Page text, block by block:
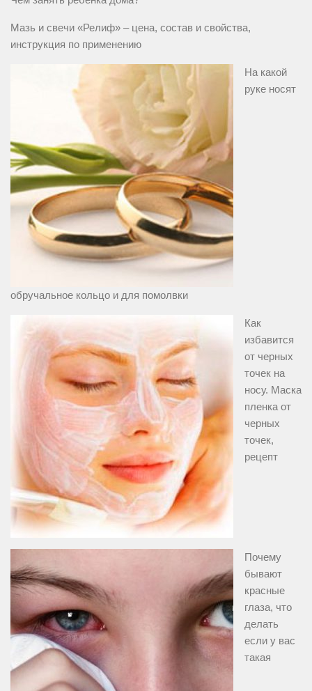
Мазь и свечи «Релиф» – цена, состав и свойства,
инструкция по применению
На какой
руке носят
обручальное кольцо и для помолвки
Как
избавится
от черных
точек на
носу. Маска
пленка от
черных
точек,
рецепт
Почему
бывают
красные
глаза, что
делать
если у вас
такая